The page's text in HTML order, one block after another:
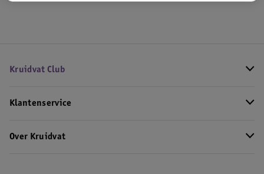
Kruidvat Club
Klantenservice
Over Kruidvat